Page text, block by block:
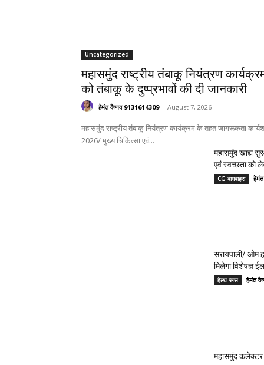
Uncategorized
महासमुंद राष्ट्रीय तंबाकू नियंत्रण
को तंबाकू के दुष्प्रभावों की दी जानकारी
हेमंत वैष्णव 9131614309 - August 7, 2026
महासमुंद राष्ट्रीय तंबाकू नियंत्रण कार्यक्रम के तहत जागरूकता
2026/ मुख्य चिकित्सा एवं...
महासमुंद खाद्य
एवं स्वच्छता को
CG बागबाहरा
सरायपाली/ ओम
मिलेगा विशेषज्ञ
हेल्थ प्लस हेमंत
महासमुंद कलेक्टर